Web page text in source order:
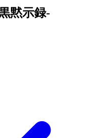
黙示録-